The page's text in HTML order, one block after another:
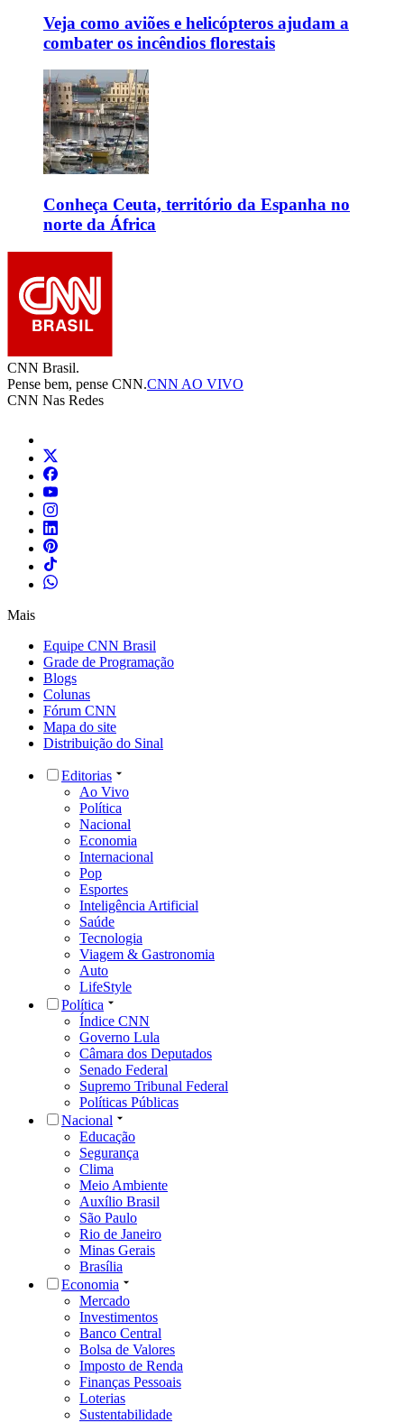
Veja como aviões e helicópteros ajudam a
combater os incêndios florestais
Conheça Ceuta, território da Espanha no
norte da África
CNN Brasil.
Pense bem, pense CNN.CNN AO VIVO
CNN Nas Redes
Mais
Equipe CNN Brasil
Grade de Programação
Blogs
Colunas
Fórum CNN
Mapa do site
Distribuição do Sinal
Editorias
Ao Vivo
Política
Nacional
Economia
Internacional
Pop
Esportes
Inteligência Artificial
Saúde
Tecnologia
Viagem & Gastronomia
Auto
LifeStyle
Política
Índice CNN
Governo Lula
Câmara dos Deputados
Senado Federal
Supremo Tribunal Federal
Políticas Públicas
Nacional
Educação
Segurança
Clima
Meio Ambiente
Auxílio Brasil
São Paulo
Rio de Janeiro
Minas Gerais
Brasília
Economia
Mercado
Investimentos
Banco Central
Bolsa de Valores
Imposto de Renda
Finanças Pessoais
Loterias
Sustentabilidade